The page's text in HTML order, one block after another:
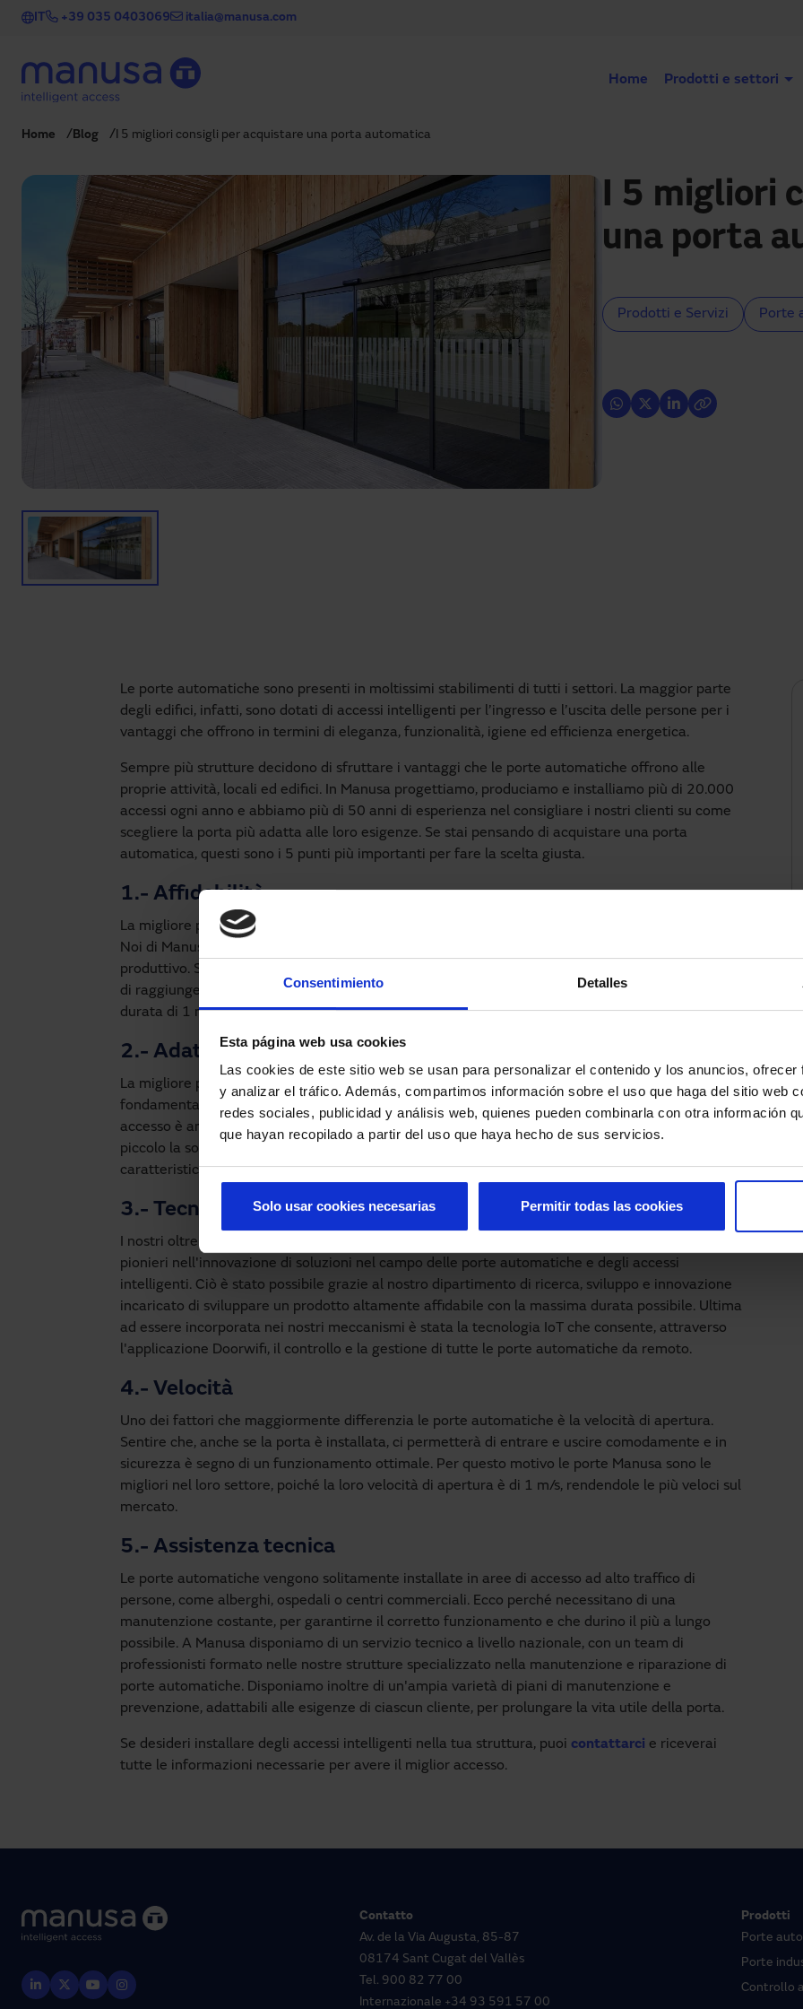
Consentimiento Detalles
Esta página web usa cookies
Las cookies de este sitio web se usan para personalizar el contenido y los anuncios,
y analizar el tráfico. Además, compartimos información sobre el uso que haga del sitio web
redes sociales, publicidad y análisis web, quienes pueden combinarla con otra información
que hayan recopilado a partir del uso que haya hecho de sus servicios.
Solo usar cookies necesarias Permitir todas las cookies
Salta al contenuto principale
IT +39 035 0403069 italia@manusa.com
Home Prodotti e settori
Home Blog I 5 migliori consigli per acquistare una porta automatica
I 5 migliori
una porta
Prodotti e Servizi Porte
Le porte automatiche sono presenti in moltissimi stabilimenti di tutti i settori. La maggior parte
degli edifici, infatti, sono dotati di accessi intelligenti per l’ingresso e l’uscita delle persone per i
vantaggi che offrono in termini di eleganza, funzionalità, igiene ed efficienza energetica.
Sempre più strutture decidono di sfruttare i vantaggi che le porte automatiche offrono alle
proprie attività, locali ed edifici. In Manusa progettiamo, produciamo e installiamo più di 20.000
accessi ogni anno e abbiamo più di 50 anni di esperienza nel consigliare i nostri clienti su come
scegliere la porta più adatta alle loro esigenze. Se stai pensando di acquistare una porta
automatica, questi sono i 5 punti più importanti per fare la scelta giusta.
1.- Affidabilità
La migliore porta automatica non serve a nulla se non ne garantisce il corretto funzionamento.
Noi di Manusa sottoponiamo le nostre porte ai più severi controlli di qualità durante il processo
produttivo. Solo il design più all'avanguardia, in combinazione con i migliori materiali, permetterà
di raggiungere negli anni risultati eccellenti. Il nostro operatore Visio+ possiede un certificato di
durata di 1 milione di cicli secondo la norma UNE 16361:2014+A1:2017.
2.- Adattabilità
La migliore porta automatica è quella che soddisfa le esigenze di chi la utilizza. Ecco perché è
fondamentale che una porta si adatti alle caratteristiche di ciascun progetto. Se lo spazio di
accesso è ampio si può optare per una porta con apertura centrale o laterale; se lo spazio è più
piccolo la soluzione migliore sarebbe una porta con apertura telescopica. Inoltre, le
caratteristiche dell'edificio determineranno le possibili variabili in termini di profili e finiture.
3.- Tecnologia
I nostri oltre 50 anni nel settore ci hanno permesso, in tutto questo tempo, di diventare leader e
pionieri nell'innovazione di soluzioni nel campo delle porte automatiche e degli accessi
intelligenti. Ciò è stato possibile grazie al nostro dipartimento di ricerca, sviluppo e innovazione
incaricato di sviluppare un prodotto altamente affidabile con la massima durata possibile. Ultima
ad essere incorporata nei nostri meccanismi è stata la tecnologia IoT che consente, attraverso
l'applicazione Doorwifi, il controllo e la gestione di tutte le porte automatiche da remoto.
4.- Velocità
Uno dei fattori che maggiormente differenzia le porte automatiche è la velocità di apertura.
Sentire che, anche se la porta è installata, ci permetterà di entrare e uscire comodamente e in
sicurezza è segno di un funzionamento ottimale. Per questo motivo le porte Manusa sono le
migliori nel loro settore, poiché la loro velocità di apertura è di 1 m/s, rendendole le più veloci sul
mercato.
5.- Assistenza tecnica
Le porte automatiche vengono solitamente installate in aree di accesso ad alto traffico di
persone, come alberghi, ospedali o centri commerciali. Ecco perché necessitano di una
manutenzione costante, per garantirne il corretto funzionamento e che durino il più a lungo
possibile. A Manusa disponiamo di un servizio tecnico a livello nazionale, con un team di
professionisti formato nelle nostre strutture specializzato nella manutenzione e riparazione di
porte automatiche. Disponiamo inoltre di un'ampia varietà di piani di manutenzione e
prevenzione, adattabili alle esigenze di ciascun cliente, per prolungare la vita utile della porta.
Se desideri installare degli accessi intelligenti nella tua struttura, puoi contattarci e riceverai
tutte le informazioni necessarie per avere il miglior accesso.
Contatto
Av. de la Via Augusta, 85-87
08174 Sant Cugat del Vallès
Tel. 900 82 77 00
Internazionale +34 93 591 57 00
Prodotti
Porte
Porte
Controllo